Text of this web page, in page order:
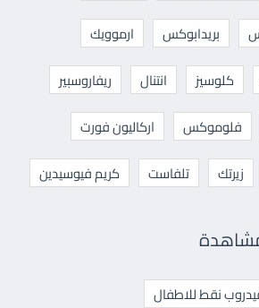
بريدابوكس
ارموويك
كلوسيز انتنال
ريفاروسبير
فلوموكس
اركاليون فورت
زيرتك تلفاست كريم فيوسيدين
نقط للاطفال